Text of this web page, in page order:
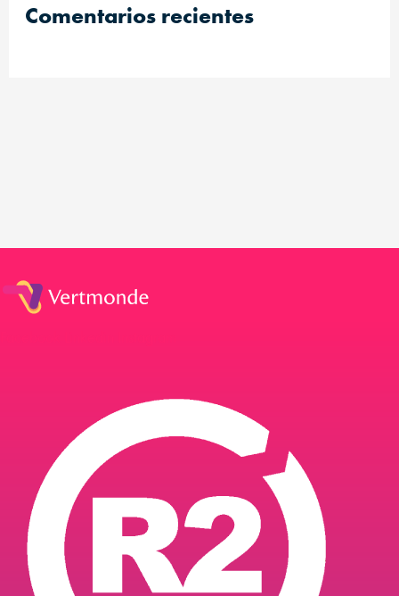
Comentarios recientes